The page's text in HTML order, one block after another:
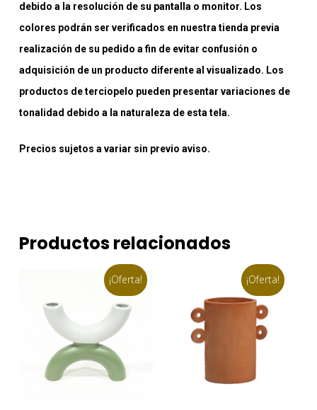
debido a la resolución de su pantalla o monitor. Los
colores podrán ser verificados en nuestra tienda previa
realización de su pedido a fin de evitar confusión o
adquisición de un producto diferente al visualizado. Los
productos de terciopelo pueden presentar variaciones de
tonalidad debido a la naturaleza de esta tela.
Precios sujetos a variar sin previo aviso.
Productos relacionados
¡Oferta! ¡Oferta!